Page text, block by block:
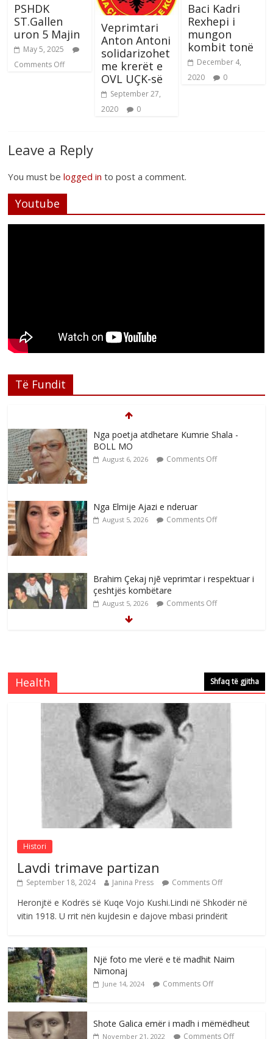
PSHDK
ST.Gallen
uron 5 Majin
May 5, 2025
Comments Off
Veprimtari
Anton Antoni
solidarizohet
me krerët e
OVL UÇK-së
September 27,
2020
0
Baci Kadri
Rexhepi i
mungon
kombit tonë
December 4,
2020
0
Leave a Reply
You must belogged in to post a comment.
Youtube
Të Fundit
Nga Elmije Ajazi e nderuar
August 5, 2026
Brahim Çekaj njē veprimtar i respektuar i
çeshtjës kombëtare
Çlirimtari Mentor Mushkolaj nderohet
me mirenjohje nga Xhevdet Qeriqi Dega
e invalidëve në Fushë Kosovë
August 4, 2026
Comments Off
Postim me vlera nga artistja e mirëfilltë
Mimoza Gjoni
August 6, 2026 Comments Off
Nga poetja atdhetare Kumrie Shala -
BOLL MO
August 6, 2026 Comments Off
Health Shfaq të gjitha
Histori
Lavdi trimave partizan
September 18, 2024 Janina Press Comments Off
Heronjtë e Kodrës së Kuqe Vojo Kushi.Lindi në Shkodër në
vitin 1918. U rrit nën kujdesin e dajove mbasi prindërit
Një foto me vlerë e të madhit Naim
Nimonaj
June 14, 2024 Comments Off
Shote Galica emër i madh i mëmëdheut
November 21, 2022 Comments Off